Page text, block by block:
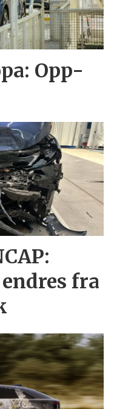
Opp-
fra